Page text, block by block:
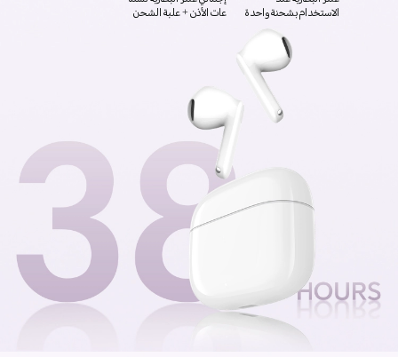
الاستخدام بشحنة واحدة عات الأذن + علبة الشحن